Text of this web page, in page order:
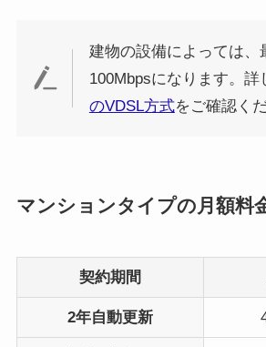
建物の設備によっては、
100Mbpsになります。詳
のVDSL方式をご確認くだ
マンションタイプの月額料
契約期間
2年自動更新